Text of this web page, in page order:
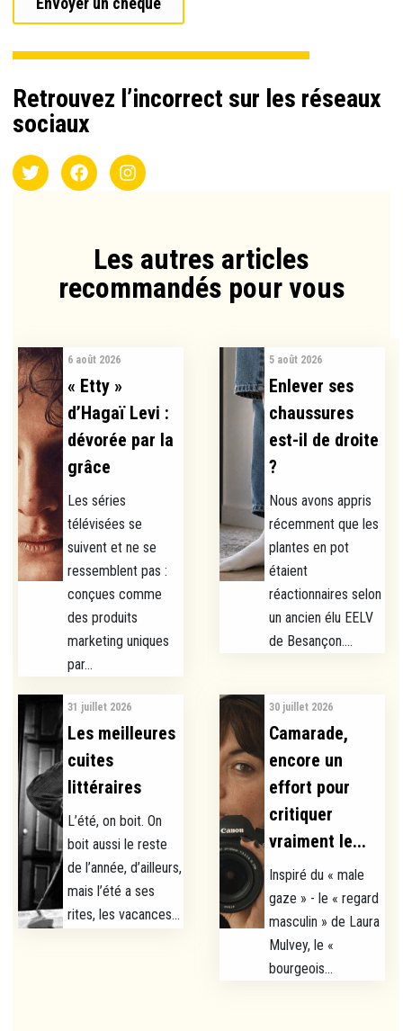
Retrouvez l’incorrect sur les réseaux
sociaux
Les autres articles
recommandés pour vous​
6 août 2026
« Etty »
d’Hagaï Levi :
dévorée par la
grâce
Les séries
télévisées se
suivent et ne se
ressemblent pas :
conçues comme
des produits
marketing uniques
par...
5 août 2026
Enlever ses
chaussures
est-il de droite
?
Nous avons appris
récemment que les
plantes en pot
étaient
réactionnaires selon
un ancien élu EELV
de Besançon....
31 juillet 2026
Les meilleures
cuites
littéraires
L’été, on boit. On
boit aussi le reste
de l’année, d’ailleurs,
mais l’été a ses
rites, les vacances...
30 juillet 2026
Camarade,
encore un
effort pour
critiquer
vraiment le...
Inspiré du « male
gaze » - le « regard
masculin » de Laura
Mulvey, le «
bourgeois...